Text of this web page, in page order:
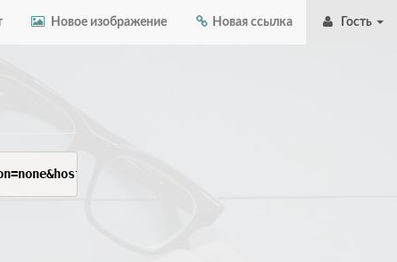
Новое изображение Новая ссылка Гость